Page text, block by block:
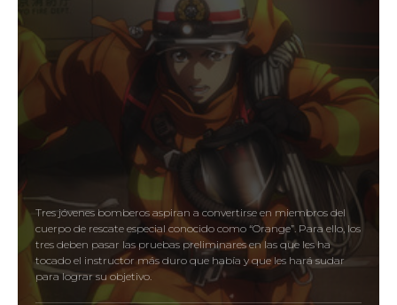
Tres jóvenes bomberos aspiran a convertirse en miembros del
cuerpo de rescate especial conocido como “Orange”. Para ello, los
tres deben pasar las pruebas preliminares en las que les ha
tocado el instructor más duro que había y que les hará sudar
para lograr su objetivo.